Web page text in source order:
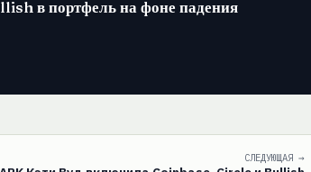
в портфель на фоне падения
СЛЕДУЮЩАЯ →